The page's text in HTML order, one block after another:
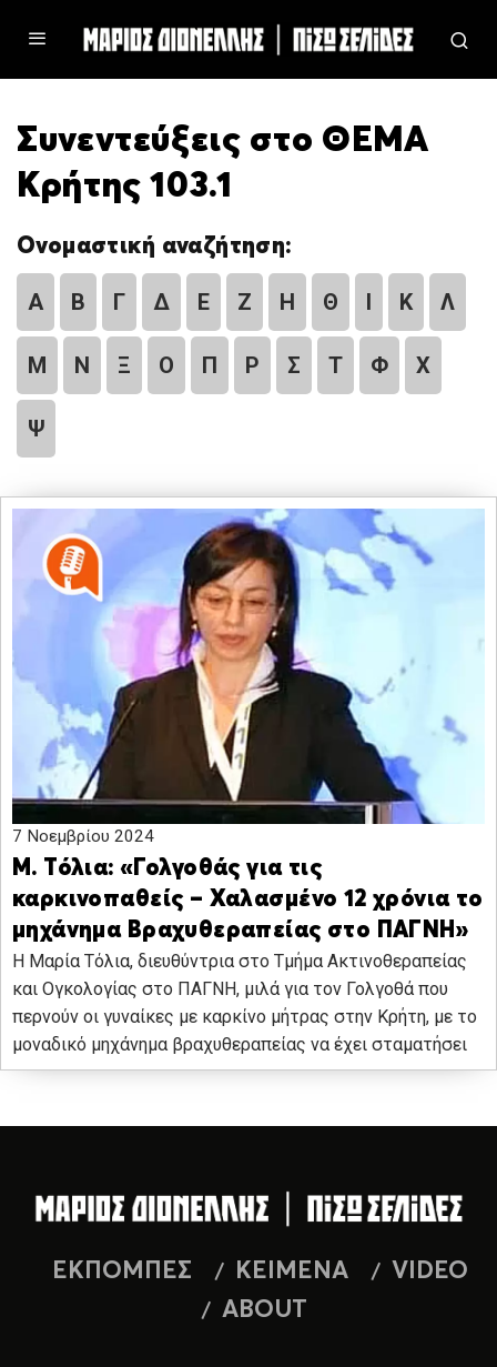
Συνεντεύξεις στο ΘΕΜΑ
Κρήτης 103.1
Ονομαστική αναζήτηση:
Α Β Γ Δ Ε Ζ Η Θ Ι Κ Λ
Μ Ν Ξ Ο Π Ρ Σ Τ Φ Χ
Ψ
7 Νοεμβρίου 2024
Μ. Τόλια: «Γολγοθάς για τις
καρκινοπαθείς – Χαλασμένο 12 χρόνια το
μηχάνημα Βραχυθεραπείας στο ΠΑΓΝΗ»
Η Μαρία Τόλια, διευθύντρια στο Τμήμα Ακτινοθεραπείας
και Ογκολογίας στο ΠΑΓΝΗ, μιλά για τον Γολγοθά που
περνούν οι γυναίκες με καρκίνο μήτρας στην Κρήτη, με το
μοναδικό μηχάνημα βραχυθεραπείας να έχει σταματήσει
ΕΚΠΟΜΠΕΣ ΚΕΙΜΕΝΑ
VIDEO
ABOUT